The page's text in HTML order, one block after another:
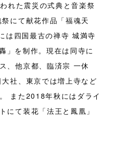
れた震災の式典と音楽祭
にて献花作品「福魂天
は四国最古の禅寺 城満寺
」を制作。現在は同寺に
、他京都、臨済宗 一休
社、東京では増上寺など
また2018年秋にはダライ
にて装花「法王と鳳凰」